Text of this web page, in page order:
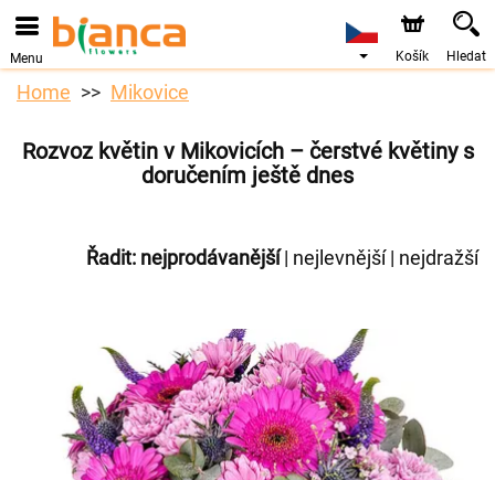
Menu Košík Hledat
Home Mikovice
Rozvoz květin v Mikovicích – čerstvé květiny s
doručením ještě dnes
Řadit: nejprodávanější| nejlevnější| nejdražší